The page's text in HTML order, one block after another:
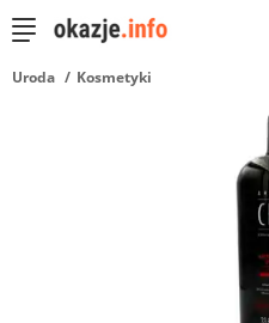
Uroda Kosmetyki